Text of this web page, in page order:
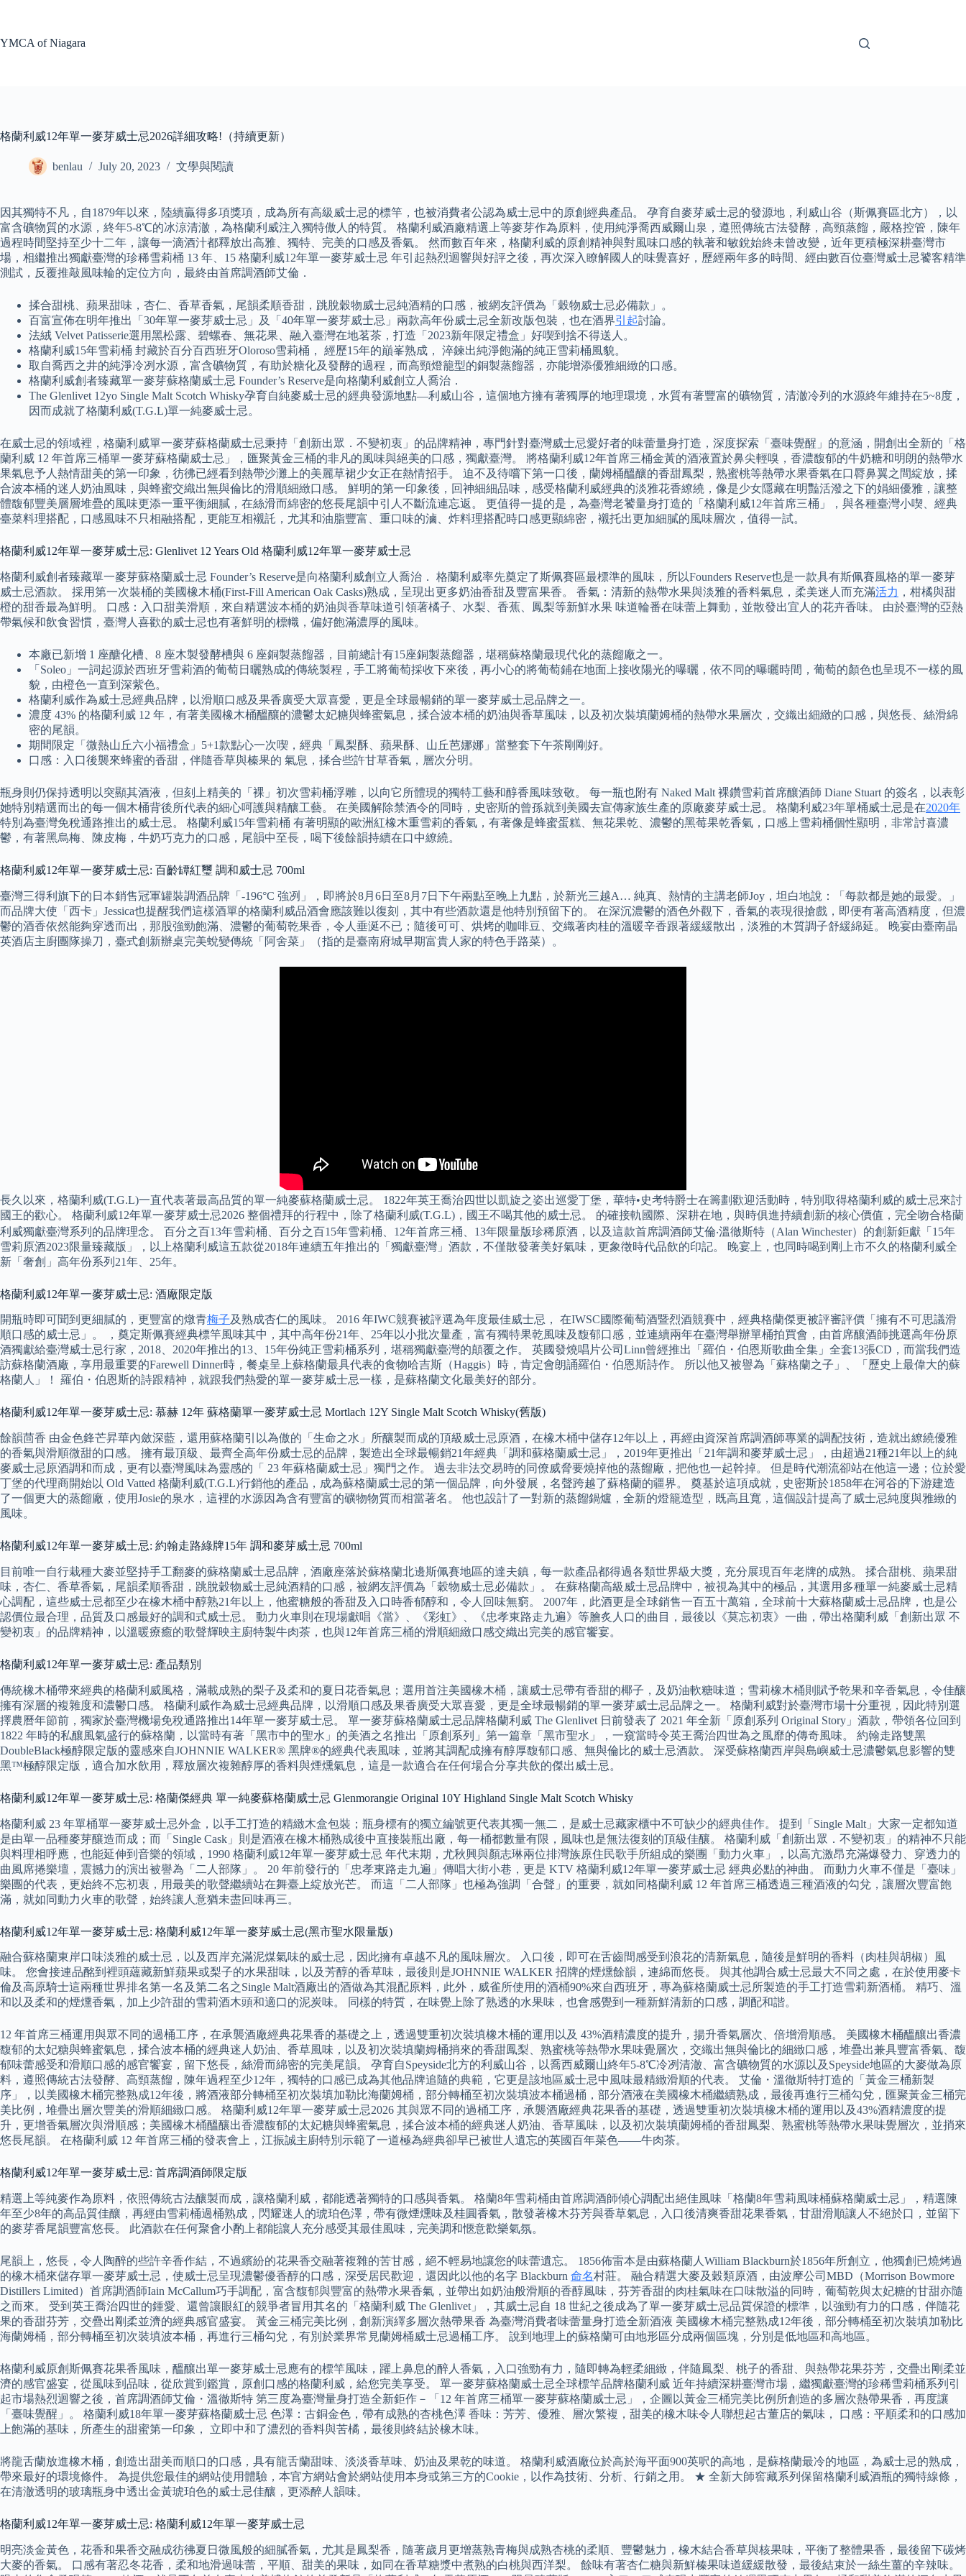
YMCA of Niagara
格蘭利威12年單一麥芽威士忌2026詳細攻略!（持續更新）
benlau July 20, 2023 文學與閱讀
因其獨特不凡，自1879年以來，陸續贏得多項獎項，成為所有高級威士忌的標竿，也被消費者公認為威士忌中的原創經典產品。 孕育自麥芽威士忌的發源地，利威山谷（斯佩賽區北方），以
富含礦物質的水源，終年5-8℃的冰涼清澈，為格蘭利威注入獨特傲人的特質。 格蘭利威酒廠精選上等麥芽作為原料，使用純淨喬西威爾山泉，遵照傳統古法發酵，高頸蒸餾，嚴格控管，陳年
過程時間堅持至少十二年，讓每一滴酒汁都釋放出高雅、獨特、完美的口感及香氣。 然而數百年來，格蘭利威的原創精神與對風味口感的執著和敏銳始終未曾改變，近年更積極深耕臺灣市
場，相繼推出獨獻臺灣的珍稀雪莉桶 13 年、15 格蘭利威12年單一麥芽威士忌 年引起熱烈迴響與好評之後，再次深入瞭解國人的味覺喜好，歷經兩年多的時間、經由數百位臺灣威士忌饕客精準
測試，反覆推敲風味輪的定位方向，最終由首席調酒師艾倫．
揉合甜桃、蘋果甜味，杏仁、香草香氣，尾韻柔順香甜，跳脫穀物威士忌純酒精的口感，被網友評價為「穀物威士忌必備款」。
百富宣佈在明年推出「30年單一麥芽威士忌」及「40年單一麥芽威士忌」兩款高年份威士忌全新改版包裝，也在酒界引起討論。
法絨 Velvet Patisserie選用黑松露、碧螺春、無花果、融入臺灣在地茗茶，打造「2023新年限定禮盒」好喫到捨不得送人。
格蘭利威15年雪莉桶 封藏於百分百西班牙Oloroso雪莉桶， 經歷15年的巔峯熟成， 淬鍊出純淨飽滿的純正雪莉桶風貌。
取自喬西之井的純淨冷冽水源，富含礦物質，有助於糖化及發酵的過程，而高頸燈籠型的銅製蒸餾器，亦能增添優雅細緻的口感。
格蘭利威創者臻藏單一麥芽蘇格蘭威士忌 Founder’s Reserve是向格蘭利威創立人喬治．
The Glenlivet 12yo Single Malt Scotch Whisky孕育自純麥威士忌的經典發源地點—利威山谷，這個地方擁有著獨厚的地理環境，水質有著豐富的礦物質，清澈冷列的水源終年維持在5~8度，
因而成就了格蘭利威(T.G.L)單一純麥威士忌。
在威士忌的領域裡，格蘭利威單一麥芽蘇格蘭威士忌秉持「創新出眾．不變初衷」的品牌精神，專門針對臺灣威士忌愛好者的味蕾量身打造，深度探索「臺味覺醒」的意涵，開創出全新的「格
蘭利威 12 年首席三桶單一麥芽蘇格蘭威士忌」，匯聚黃金三桶的非凡的風味與絕美的口感，獨獻臺灣。 將格蘭利威12年首席三桶金黃的酒液置於鼻尖輕嗅，香濃馥郁的牛奶糖和明朗的熱帶水
果氣息予人熱情甜美的第一印象，彷彿已經看到熱帶沙灘上的美麗草裙少女正在熱情招手。 迫不及待嚐下第一口後，蘭姆桶醞釀的香甜鳳梨，熟蜜桃等熱帶水果香氣在口脣鼻翼之間綻放，揉
合波本桶的迷人奶油風味，與蜂蜜交織出無與倫比的滑順細緻口感。 鮮明的第一印象後，回神細細品味，感受格蘭利威經典的淡雅花香繚繞，像是少女隱藏在明豔活潑之下的娟細優雅，讓整
體馥郁豐美層層堆疊的風味更添一重平衡細膩，在絲滑而綿密的悠長尾韻中引人不斷流連忘返。 更值得一提的是，為臺灣老饕量身打造的「格蘭利威12年首席三桶」，與各種臺灣小喫、經典
臺菜料理搭配，口感風味不只相融搭配，更能互相襯託，尤其和油脂豐富、重口味的滷、炸料理搭配時口感更顯綿密，襯托出更加細膩的風味層次，值得一試。
格蘭利威12年單一麥芽威士忌: Glenlivet 12 Years Old 格蘭利威12年單一麥芽威士忌
格蘭利威創者臻藏單一麥芽蘇格蘭威士忌 Founder’s Reserve是向格蘭利威創立人喬治． 格蘭利威率先奠定了斯佩賽區最標準的風味，所以Founders Reserve也是一款具有斯佩賽風格的單一麥芽
威士忌酒款。 採用第一次裝桶的美國橡木桶(First-Fill American Oak Casks)熟成，呈現出更多奶油香甜及豐富果香。 香氣：清新的熱帶水果與淡雅的香料氣息，柔美迷人而充滿活力 ，柑橘與甜
橙的甜香最為鮮明。 口感：入口甜美滑順，來自精選波本桶的奶油與香草味道引領著橘子、水梨、香蕉、鳳梨等新鮮水果 味道輪番在味蕾上舞動，並散發出宜人的花卉香味。 由於臺灣的亞熱
帶氣候和飲食習慣，臺灣人喜歡的威士忌也有著鮮明的標幟，偏好飽滿濃厚的風味。
本廠已新增 1 座醣化槽、8 座木製發酵槽與 6 座銅製蒸餾器，目前總計有15座銅製蒸餾器，堪稱蘇格蘭最現代化的蒸餾廠之一。
「Soleo」一詞起源於西班牙雪莉酒的葡萄日曬熟成的傳統製程，手工將葡萄採收下來後，再小心的將葡萄鋪在地面上接收陽光的曝曬，依不同的曝曬時間，葡萄的顏色也呈現不一樣的風
貌，由橙色一直到深紫色。
格蘭利威作為威士忌經典品牌，以滑順口感及果香廣受大眾喜愛，更是全球最暢銷的單一麥芽威士忌品牌之一。
濃度 43% 的格蘭利威 12 年，有著美國橡木桶醞釀的濃鬱太妃糖與蜂蜜氣息，揉合波本桶的奶油與香草風味，以及初次裝填蘭姆桶的熱帶水果層次，交織出細緻的口感，與悠長、絲滑綿
密的尾韻。
期間限定「微熱山丘六小福禮盒」5+1款點心一次喫，經典「鳳梨酥、蘋果酥、山丘芭娜娜」當整套下午茶剛剛好。
口感：入口後襲來蜂蜜的香甜，伴隨香草與榛果的 氣息，揉合些許甘草香氣，層次分明。
瓶身則仍保持透明以突顯其酒液，但刻上精美的「裸」初次雪莉桶浮雕，以向它所體現的獨特工藝和醇香風味致敬。 每一瓶也附有 Naked Malt 裸鑽雪莉首席釀酒師 Diane Stuart 的簽名，以表彰
她特別精選而出的每一個木桶背後所代表的細心呵護與精釀工藝。 在美國解除禁酒令的同時，史密斯的曾孫就到美國去宣傳家族生產的原廠麥芽威士忌。 格蘭利威23年單桶威士忌是在2020年
特別為臺灣免稅通路推出的威士忌。 格蘭利威15年雪莉桶 有著明顯的歐洲紅橡木重雪莉的香氣，有著像是蜂蜜蛋糕、無花果乾、濃鬱的黑莓果乾香氣，口感上雪莉桶個性顯明，非常討喜濃
鬱，有著黑烏梅、陳皮梅，牛奶巧克力的口感，尾韻中至長，喝下後餘韻持續在口中繚繞。
格蘭利威12年單一麥芽威士忌: 百齡罈紅璽 調和威士忌 700ml
臺灣三得利旗下的日本銷售冠軍罐裝調酒品牌「-196°C 強冽」，即將於8月6日至8月7日下午兩點至晚上九點，於新光三越A… 純真、熱情的主講老師Joy，坦白地說：「每款都是她的最愛。」
而品牌大使「西卡」Jessica也提醒我們這樣酒單的格蘭利威品酒會應該難以復刻，其中有些酒款還是他特別預留下的。 在深沉濃鬱的酒色外觀下，香氣的表現很搶戲，即便有著高酒精度，但濃
鬱的酒香依然能夠穿透而出，那股強勁飽滿、濃鬱的葡萄乾果香，令人垂涎不已；隨後可可、烘烤的咖啡豆、交織著肉桂的溫暖辛香跟著緩緩散出，淡雅的木質調子舒緩綿延。 晚宴由臺南晶
英酒店主廚團隊操刀，臺式創新辦桌完美蛻變傳統「阿舍菜」（指的是臺南府城早期富貴人家的特色手路菜）。
長久以來，格蘭利威(T.G.L)一直代表著最高品質的單一純麥蘇格蘭威士忌。 1822年英王喬治四世以凱旋之姿出巡愛丁堡，華特•史考特爵士在籌劃歡迎活動時，特別取得格蘭利威的威士忌來討
國王的歡心。 格蘭利威12年單一麥芽威士忌2026 整個禮拜的行程中，除了格蘭利威(T.G.L)，國王不喝其他的威士忌。 的確接軌國際、深耕在地，與時俱進持續創新的核心價值，完全吻合格蘭
利威獨獻臺灣系列的品牌理念。 百分之百13年雪莉桶、百分之百15年雪莉桶、12年首席三桶、13年限量版珍稀原酒，以及這款首席調酒師艾倫‧溫徹斯特（Alan Winchester）的創新鉅獻「15年
雪莉原酒2023限量臻藏版」，以上格蘭利威這五款從2018年連續五年推出的「獨獻臺灣」酒款，不僅散發著美好氣味，更象徵時代品飲的印記。 晚宴上，也同時喝到剛上市不久的格蘭利威全
新「奢創」高年份系列21年、25年。
格蘭利威12年單一麥芽威士忌: 酒廠限定版
開瓶時即可聞到更細膩的，更豐富的燉青梅子及熟成杏仁的風味。 2016 年IWC競賽被評選為年度最佳威士忌， 在IWSC國際葡萄酒暨烈酒競賽中，經典格蘭傑更被評審評價「擁有不可思議滑
順口感的威士忌」。 ，奠定斯佩賽經典標竿風味其中，其中高年份21年、25年以小批次量產，富有獨特果乾風味及馥郁口感，並連續兩年在臺灣舉辦單桶拍買會，由首席釀酒師挑選高年份原
酒獨獻給臺灣威士忌行家，2018、2020年推出的13、15年份純正雪莉桶系列，堪稱獨獻臺灣的顛覆之作。 英國發燒唱片公司Linn曾經推出「羅伯・伯恩斯歌曲全集」全套13張CD，而當我們造
訪蘇格蘭酒廠，享用最重要的Farewell Dinner時，餐桌呈上蘇格蘭最具代表的食物哈吉斯（Haggis）時，肯定會朗誦羅伯・伯恩斯詩作。 所以他又被譽為「蘇格蘭之子」、「歷史上最偉大的蘇
格蘭人」！ 羅伯・伯恩斯的詩跟精神，就跟我們熱愛的單一麥芽威士忌一樣，是蘇格蘭文化最美好的部分。
格蘭利威12年單一麥芽威士忌: 慕赫 12年 蘇格蘭單一麥芽威士忌 Mortlach 12Y Single Malt Scotch Whisky(舊版)
餘韻茴香 由金色鋒芒昇華內斂深藍，還用蘇格蘭引以為傲的「生命之水」所釀製而成的頂級威士忌原酒，在橡木桶中儲存12年以上，再經由資深首席調酒師專業的調配技術，造就出繚繞優雅
的香氣與滑順微甜的口感。 擁有最頂級、最齊全高年份威士忌的品牌，製造出全球最暢銷21年經典「調和蘇格蘭威士忌」，2019年更推出「21年調和麥芽威士忌」，由超過21種21年以上的純
麥威士忌原酒調和而成，更有以臺灣風味為靈感的「 23 年蘇格蘭威士忌」獨門之作。 過去非法交易時的同僚威脅要燒掉他的蒸餾廠，把他也一起幹掉。 但是時代潮流卻站在他這一邊；位於愛
丁堡的代理商開始以 Old Vatted 格蘭利威(T.G.L)行銷他的產品，成為蘇格蘭威士忌的第一個品牌，向外發展，名聲跨越了蘇格蘭的疆界。 奠基於這項成就，史密斯於1858年在河谷的下游建造
了一個更大的蒸餾廠，使用Josie的泉水，這裡的水源因為含有豐富的礦物物質而相當著名。 他也設計了一對新的蒸餾鍋爐，全新的燈籠造型，既高且寬，這個設計提高了威士忌純度與雅緻的
風味。
格蘭利威12年單一麥芽威士忌: 約翰走路綠牌15年 調和麥芽威士忌 700ml
目前唯一自行栽種大麥並堅持手工翻麥的蘇格蘭威士忌品牌，酒廠座落於蘇格蘭北邊斯佩賽地區的達夫鎮，每一款產品都得過各類世界級大獎，充分展現百年老牌的成熟。 揉合甜桃、蘋果甜
味，杏仁、香草香氣，尾韻柔順香甜，跳脫穀物威士忌純酒精的口感，被網友評價為「穀物威士忌必備款」。 在蘇格蘭高級威士忌品牌中，被視為其中的極品，其選用多種單一純麥威士忌精
心調配，這些威士忌都至少在橡木桶中醇熟21年以上，他蜜糖般的香甜及入口時香郁醇和，令人回味無窮。 2007年，此酒更是全球銷售一百五十萬箱，全球前十大蘇格蘭威士忌品牌，也是公
認價位最合理，品質及口感最好的調和式威士忌。 動力火車則在現場獻唱《當》、《彩虹》、《忠孝東路走九遍》等膾炙人口的曲目，最後以《莫忘初衷》一曲，帶出格蘭利威「創新出眾 不
變初衷」的品牌精神，以溫暖療癒的歌聲輝映主廚特製牛肉茶，也與12年首席三桶的滑順細緻口感交織出完美的感官饗宴。
格蘭利威12年單一麥芽威士忌: 產品類別
傳統橡木桶帶來經典的格蘭利威風格，滿載成熟的梨子及柔和的夏日花香氣息；選用首注美國橡木桶，讓威士忌帶有香甜的椰子，及奶油軟糖味道；雪莉橡木桶則賦予乾果和辛香氣息，令佳釀
擁有深層的複雜度和濃鬱口感。 格蘭利威作為威士忌經典品牌，以滑順口感及果香廣受大眾喜愛，更是全球最暢銷的單一麥芽威士忌品牌之一。 格蘭利威對於臺灣市場十分重視，因此特別選
擇農曆年節前，獨家於臺灣機場免稅通路推出14年單一麥芽威士忌。 單一麥芽蘇格蘭威士忌品牌格蘭利威 The Glenlivet 日前發表了 2021 年全新「原創系列 Original Story」酒款，帶領各位回到
1822 年時的私釀風氣盛行的蘇格蘭，以當時有著「黑市中的聖水」的美酒之名推出「原創系列」第一篇章「黑市聖水」，一窺當時令英王喬治四世為之風靡的傳奇風味。 約翰走路雙黑
DoubleBlack極醇限定版的靈感來自JOHNNIE WALKER® 黑牌®的經典代表風味，並將其調配成擁有醇厚馥郁口感、無與倫比的威士忌酒款。 深受蘇格蘭西岸與島嶼威士忌濃鬱氣息影響的雙
黑™極醇限定版，適合加水飲用，釋放層次複雜醇厚的香料與煙燻氣息，這是一款適合在任何場合分享共飲的傑出威士忌。
格蘭利威12年單一麥芽威士忌: 格蘭傑經典 單一純麥蘇格蘭威士忌 Glenmorangie Original 10Y Highland Single Malt Scotch Whisky
格蘭利威 23 年單桶單一麥芽威士忌外盒，以手工打造的精緻木盒包裝；瓶身標有的獨立編號更代表其獨一無二，是威士忌藏家櫃中不可缺少的經典佳作。 提到「Single Malt」大家一定都知道
是由單一品種麥芽釀造而成；而「Single Cask」則是酒液在橡木桶熟成後中直接裝瓶出廠，每一桶都數量有限，風味也是無法復刻的頂級佳釀。 格蘭利威「創新出眾．不變初衷」的精神不只能
與料理相呼應，也能延伸到音樂的領域，1990 格蘭利威12年單一麥芽威士忌 年代末期，尤秋興與顏志琳兩位排灣族原住民歌手所組成的樂團「動力火車」，以高亢激昂充滿爆發力、穿透力的
曲風席捲樂壇，震撼力的演出被譽為「二人部隊」。 20 年前發行的「忠孝東路走九遍」傳唱大街小巷，更是 KTV 格蘭利威12年單一麥芽威士忌 經典必點的神曲。 而動力火車不僅是「臺味」
樂團的代表，更始終不忘初衷，用最美的歌聲繼續站在舞臺上綻放光芒。 而這「二人部隊」也極為強調「合聲」的重要，就如同格蘭利威 12 年首席三桶透過三種酒液的勾兌，讓層次豐富飽
滿，就如同動力火車的歌聲，始終讓人意猶未盡回味再三。
格蘭利威12年單一麥芽威士忌: 格蘭利威12年單一麥芽威士忌(黑市聖水限量版)
融合蘇格蘭東岸口味淡雅的威士忌，以及西岸充滿泥煤氣味的威士忌，因此擁有卓越不凡的風味層次。 入口後，即可在舌齒間感受到浪花的清新氣息，隨後是鮮明的香料（肉桂與胡椒）風
味。 您會接連品酩到裡頭蘊藏新鮮蘋果或梨子的水果甜味，以及芳醇的香草味，最後則是JOHNNIE WALKER 招牌的煙燻餘韻，連綿而悠長。 與其他調合威士忌最大不同之處，在於使用麥卡
倫及高原騎士這兩種世界排名第一名及第二名之Single Malt酒廠出的酒做為其混配原料，此外，威雀所使用的酒桶90%來自西班牙，專為蘇格蘭威士忌所製造的手工打造雪莉新酒桶。 精巧、溫
和以及柔和的煙燻香氣，加上少許甜的雪莉酒木頭和適口的泥炭味。 同樣的特質，在味覺上除了熟透的水果味，也會感覺到一種新鮮清新的口感，調配和諧。
12 年首席三桶運用與眾不同的過桶工序，在承襲酒廠經典花果香的基礎之上，透過雙重初次裝填橡木桶的運用以及 43%酒精濃度的提升，揚升香氣層次、倍增滑順感。 美國橡木桶醞釀出香濃
馥郁的太妃糖與蜂蜜氣息，揉合波本桶的經典迷人奶油、香草風味，以及初次裝填蘭姆桶捎來的香甜鳳梨、熟蜜桃等熱帶水果味覺層次，交織出無與倫比的細緻口感，堆疊出兼具豐富香氣、馥
郁味蕾感受和滑順口感的感官饗宴，留下悠長，絲滑而綿密的完美尾韻。 孕育自Speyside北方的利威山谷，以喬西威爾山終年5-8℃冷冽清澈、富含礦物質的水源以及Speyside地區的大麥做為原
料，遵照傳統古法發酵、高頸蒸餾，陳年過程至少12年，獨特的口感已成為其他品牌追隨的典範，它更是該地區威士忌中風味最精緻滑順的代表。 艾倫・溫徹斯特打造的「黃金三桶新製
序」，以美國橡木桶完整熟成12年後，將酒液部分轉桶至初次裝填加勒比海蘭姆桶，部分轉桶至初次裝填波本桶過桶，部分酒液在美國橡木桶繼續熟成，最後再進行三桶勾兌，匯聚黃金三桶完
美比例，堆疊出層次豐美的滑順細緻口感。 格蘭利威12年單一麥芽威士忌2026 其與眾不同的過桶工序，承襲酒廠經典花果香的基礎，透過雙重初次裝填橡木桶的運用以及43%酒精濃度的提
升，更增香氣層次與滑順感；美國橡木桶醞釀出香濃馥郁的太妃糖與蜂蜜氣息，揉合波本桶的經典迷人奶油、香草風味，以及初次裝填蘭姆桶的香甜鳳梨、熟蜜桃等熱帶水果味覺層次，並捎來
悠長尾韻。 在格蘭利威 12 年首席三桶的發表會上，江振誠主廚特別示範了一道極為經典卻早已被世人遺忘的英國百年菜色——牛肉茶。
格蘭利威12年單一麥芽威士忌: 首席調酒師限定版
精選上等純麥作為原料，依照傳統古法釀製而成，讓格蘭利威，都能透著獨特的口感與香氣。 格蘭8年雪莉桶由首席調酒師傾心調配出絕佳風味「格蘭8年雪莉風味桶蘇格蘭威士忌」，精選陳
年至少8年的高品質佳釀，再經由雪莉桶過桶熟成，閃耀迷人的琥珀色澤，帶有微煙燻味及桂圓香氣，散發著橡木芬芳與香草氣息，入口後清爽香甜花果香氣，甘甜滑順讓人不絕於口，並留下
的麥芽香尾韻豐富悠長。 此酒款在任何聚會小酌上都能讓人充分感受其最佳風味，完美調和愜意歡樂氣氛。
尾韻上，悠長，令人陶醉的些許辛香作結，不過繽紛的花果香交融著複雜的苦甘感，絕不輕易地讓您的味蕾遺忘。 1856佈雷本是由蘇格蘭人William Blackburn於1856年所創立，他獨創已燒烤過
的橡木桶來儲存單一麥芽威士忌，使威士忌呈現濃鬱優香醇的口感，深受居民歡迎，還因此以他的名字 Blackburn 命名村莊。 融合精選大麥及穀類原酒，由波摩公司MBD（Morrison Bowmore
Distillers Limited）首席調酒師Iain McCallum巧手調配，富含馥郁與豐富的熱帶水果香氣，並帶出如奶油般滑順的香醇風味，芬芳香甜的肉桂氣味在口味散溢的同時，葡萄乾與太妃糖的甘甜亦隨
之而來。 受到英王喬治四世的鍾愛、還曾讓眼紅的競爭者冒用其名的「格蘭利威 The Glenlivet」，其威士忌自 18 世紀之後成為了單一麥芽威士忌品質保證的標準，以強勁有力的口感，伴隨花
果的香甜芬芳，交疊出剛柔並濟的經典感官盛宴。 黃金三桶完美比例，創新演繹多層次熱帶果香 為臺灣消費者味蕾量身打造全新酒液 美國橡木桶完整熟成12年後，部分轉桶至初次裝填加勒比
海蘭姆桶，部分轉桶至初次裝填波本桶，再進行三桶勾兌，有別於業界常見蘭姆桶威士忌過桶工序。 說到地理上的蘇格蘭可由地形區分成兩個區塊，分別是低地區和高地區。
格蘭利威原創斯佩賽花果香風味，醞釀出單一麥芽威士忌應有的標竿風味，躍上鼻息的醉人香氣，入口強勁有力，隨即轉為輕柔細緻，伴隨鳳梨、桃子的香甜、與熱帶花果芬芳，交疊出剛柔並
濟的感官盛宴，從風味到品味，從欣賞到鑑賞，原創口感的格蘭利威，給您完美享受。 單一麥芽蘇格蘭威士忌全球標竿品牌格蘭利威 近年持續深耕臺灣市場，繼獨獻臺灣的珍稀雪莉桶系列引
起市場熱烈迴響之後，首席調酒師艾倫・溫徹斯特 第三度為臺灣量身打造全新鉅作－「12 年首席三桶單一麥芽蘇格蘭威士忌」，企圖以黃金三桶完美比例所創造的多層次熱帶果香，再度讓
「臺味覺醒」。 格蘭利威18年單一麥芽蘇格蘭威士忌 色澤：古銅金色，帶有成熟的杏桃色澤 香味：芳芳、優雅、層次繁複，甜美的橡木味令人聯想起古董店的氣味， 口感：平順柔和的口感加
上飽滿的基味，所產生的甜蜜第一印象， 立即中和了濃烈的香料與苦橘，最後則終結於橡木味。
將龍舌蘭放進橡木桶，創造出甜美而順口的口感，具有龍舌蘭甜味、淡淡香草味、奶油及果乾的味道。 格蘭利威酒廠位於高於海平面900英呎的高地，是蘇格蘭最冷的地區，為威士忌的熟成，
帶來最好的環境條件。 為提供您最佳的網站使用體驗，本官方網站會於網站使用本身或第三方的Cookie，以作為技術、分析、行銷之用。 ★ 全新大師窖藏系列保留格蘭利威酒瓶的獨特線條，
在清澈透明的玻璃瓶身中透出金黃琥珀色的威士忌佳釀，更添醉人韻味。
格蘭利威12年單一麥芽威士忌: 格蘭利威12年單一麥芽威士忌
明亮淡金黃色，花香和果香交融成彷彿夏日微風般的細膩香氣，尤其是鳳梨香，隨著歲月更增蒸熟青梅與成熟杏桃的柔順、豐鬱魅力，橡木結合香草與核果味，平衡了整體果香，最後留下碳烤
大麥的香氣。 口感有著忍冬花香，柔和地滑過味蕾，平順、甜美的果味，如同在香草糖漿中煮熟的白桃與西洋梨。 餘味有著杏仁糖與新鮮榛果味道緩緩散發，最後結束於一絲生薑的辛辣味。